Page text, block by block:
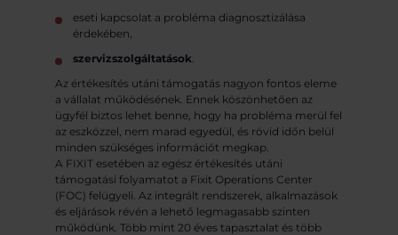
eseti kapcsolat a probléma diagnosztizálása
érdekében,
szervizszolgáltatások.
Az értékesítés utáni támogatás nagyon fontos eleme
a vállalat működésének. Ennek köszönhetően az
ügyfél biztos lehet benne, hogy ha probléma merül fel
az eszközzel, nem marad egyedül, és rövid időn belül
minden szükséges információt megkap.
A FIXIT esetében az egész értékesítés utáni
támogatási folyamatot a Fixit Operations Center
(FOC) felügyeli. Az integrált rendszerek, alkalmazások
és eljárások révén a lehető legmagasabb szinten
működünk. Több mint 20 éves tapasztalat és több